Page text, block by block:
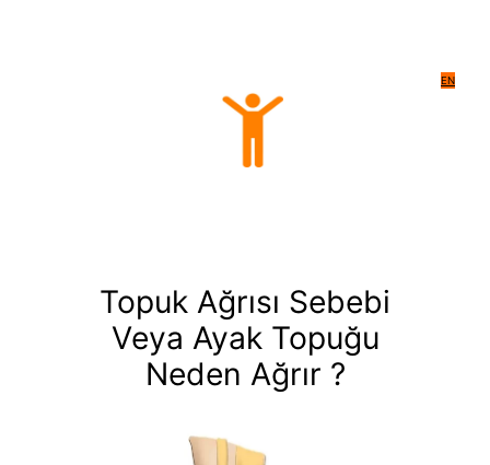
EN
Topuk Ağrısı Sebebi
Veya Ayak Topuğu
Neden Ağrır ?